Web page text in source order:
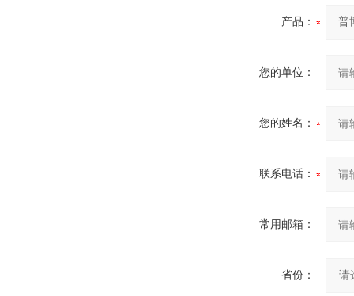
产品：
您的单位：
您的姓名：
联系电话：
常用邮箱：
省份：